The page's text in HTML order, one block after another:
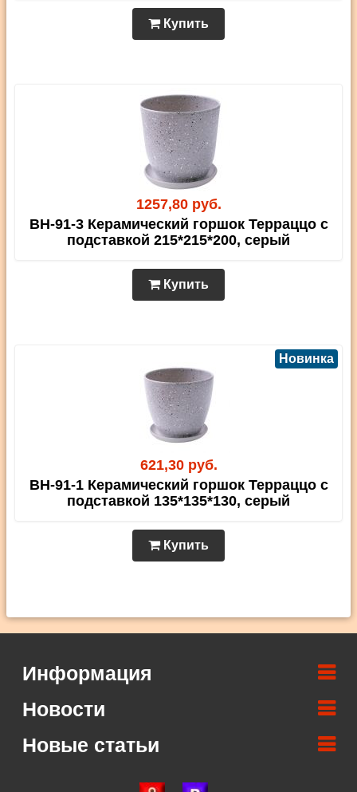
Купить
1257,80 руб.
BH-91-3 Керамический горшок Терраццо с
подставкой 215*215*200, серый
Купить
621,30 руб.
Новинка
BH-91-1 Керамический горшок Терраццо с
подставкой 135*135*130, серый
Купить
Информация
Новости
Новые статьи